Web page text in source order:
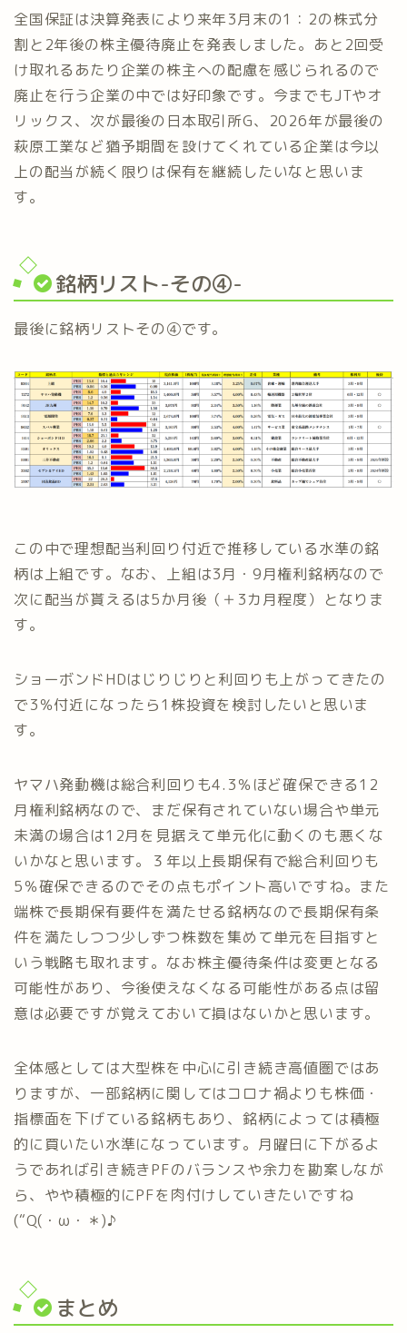
全国保証は決算発表により来年3月末の1：2の株式分
割と2年後の株主優待廃止を発表しました。あと2回受
け取れるあたり企業の株主への配慮を感じられるので
廃止を行う企業の中では好印象です。今までもJTやオ
リックス、次が最後の日本取引所G、2026年が最後の
萩原工業など猶予期間を設けてくれている企業は今以
上の配当が続く限りは保有を継続したいなと思いま
す。
銘柄リスト-その④-
最後に銘柄リストその④です。
この中で理想配当利回り付近で推移している水準の銘
柄は上組です。なお、上組は3月・9月権利銘柄なので
次に配当が貰えるは5か月後（＋3カ月程度）となりま
す。
ショーボンドHDはじりじりと利回りも上がってきたの
で3％付近になったら1株投資を検討したいと思いま
す。
ヤマハ発動機は総合利回りも4.3％ほど確保できる12
月権利銘柄なので、まだ保有されていない場合や単元
未満の場合は12月を見据えて単元化に動くのも悪くな
いかなと思います。３年以上長期保有で総合利回りも
5％確保できるのでその点もポイント高いですね。また
端株で長期保有要件を満たせる銘柄なので長期保有条
件を満たしつつ少しずつ株数を集めて単元を目指すと
いう戦略も取れます。なお株主優待条件は変更となる
可能性があり、今後使えなくなる可能性がある点は留
意は必要ですが覚えておいて損はないかと思います。
全体感としては大型株を中心に引き続き高値圏ではあ
りますが、一部銘柄に関してはコロナ禍よりも株価・
指標面を下げている銘柄もあり、銘柄によっては積極
的に買いたい水準になっています。月曜日に下がるよ
うであれば引き続きPFのバランスや余力を勘案しなが
ら、やや積極的にPFを肉付けしていきたいですね
(“Q(・ω・＊)♪
まとめ